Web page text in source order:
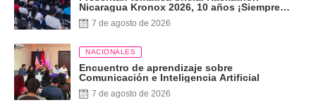
Nicaragua Kronox 2026, 10 años ¡Siempre
Más Allá!
7 de agosto de 2026
NACIONALES
Encuentro de aprendizaje sobre
Comunicación e Inteligencia Artificial
7 de agosto de 2026